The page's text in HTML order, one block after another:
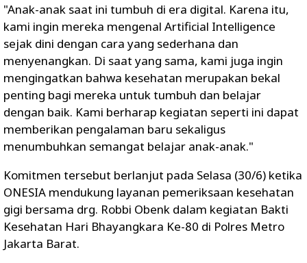
"Anak-anak saat ini tumbuh di era digital. Karena itu,
kami ingin mereka mengenal Artificial Intelligence
sejak dini dengan cara yang sederhana dan
menyenangkan. Di saat yang sama, kami juga ingin
mengingatkan bahwa kesehatan merupakan bekal
penting bagi mereka untuk tumbuh dan belajar
dengan baik. Kami berharap kegiatan seperti ini dapat
memberikan pengalaman baru sekaligus
menumbuhkan semangat belajar anak-anak."
Komitmen tersebut berlanjut pada Selasa (30/6) ketika
ONESIA mendukung layanan pemeriksaan kesehatan
gigi bersama drg. Robbi Obenk dalam kegiatan Bakti
Kesehatan Hari Bhayangkara Ke-80 di Polres Metro
Jakarta Barat.